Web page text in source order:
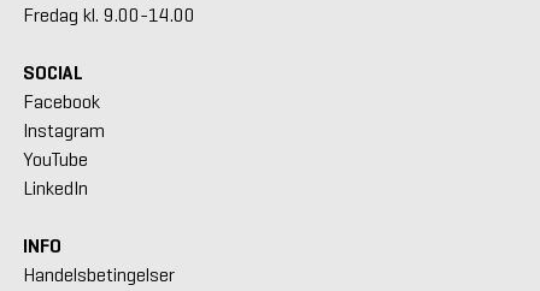
Fredag kl. 9.00-14.00
SOCIAL
Facebook
Instagram
YouTube
LinkedIn
INFO
Handelsbetingelser